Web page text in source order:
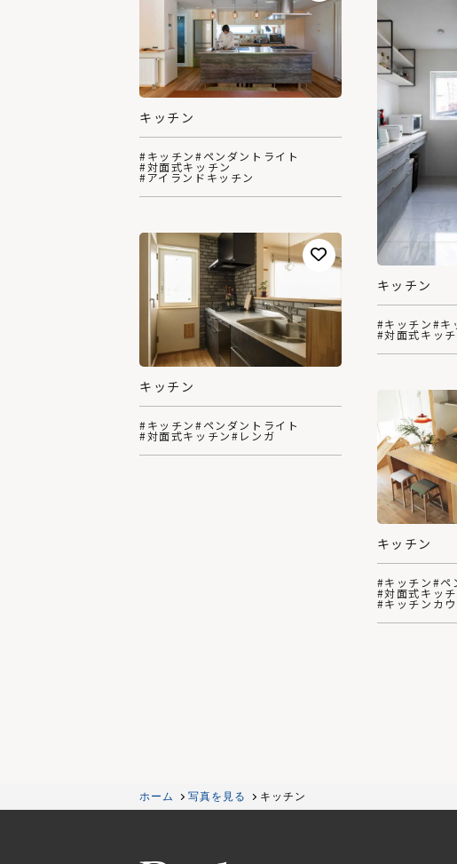
キッチン
#キッチン#ペンダントライト
#対面式キッチン
#アイランドキッチン
キッチン
#キッチン#キ
#対面式キッ
キッチン
#キッチン#ペンダントライト
#対面式キッチン#レンガ
キッチン
#キッチン#ペ
#対面式キッ
#キッチンカ
ホーム 写真を見る キッチン